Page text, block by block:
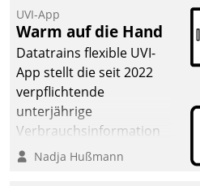
UVI-App
Warm auf die Hand
Datatrains flexible UVI-
App stellt die seit 2022
verpflichtende
unterjährige
Verbrauchsinformation
schnell, zuverlässig und
Nadja Hußmann